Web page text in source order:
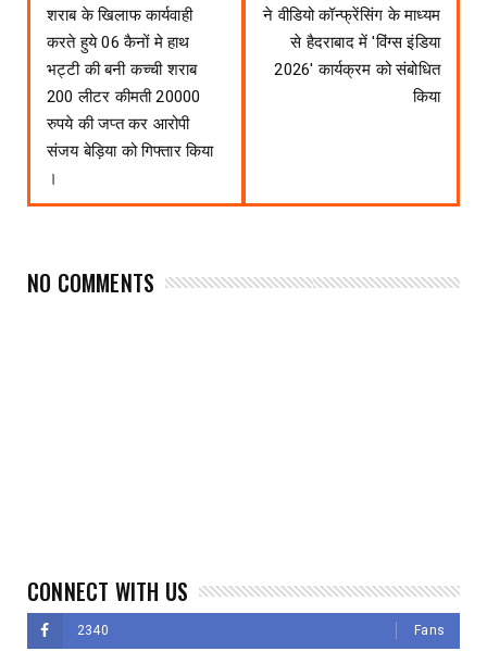
शराब के खिलाफ कार्यवाही
करते हुये 06 कैनों मे हाथ
भट्टी की बनी कच्ची शराब
200 लीटर कीमती 20000
रुपये की जप्त कर आरोपी
संजय बेड़िया को गिफ्तार किया
।
ने वीडियो कॉन्फ्रेंसिंग के माध्यम
से हैदराबाद में 'विंग्स इंडिया
2026' कार्यक्रम को संबोधित
किया
NO COMMENTS
CONNECT WITH US
2340 Fans